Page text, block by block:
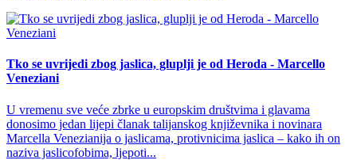
Tko se uvrijedi zbog jaslica, gluplji je od Heroda - Marcello
Veneziani
U vremenu sve veće zbrke u europskim društvima i glavama
donosimo jedan lijepi članak talijanskog književnika i novinara
Marcella Venezianija o jaslicama, protivnicima jaslica – kako ih on
naziva jaslicofobima, ljepoti...